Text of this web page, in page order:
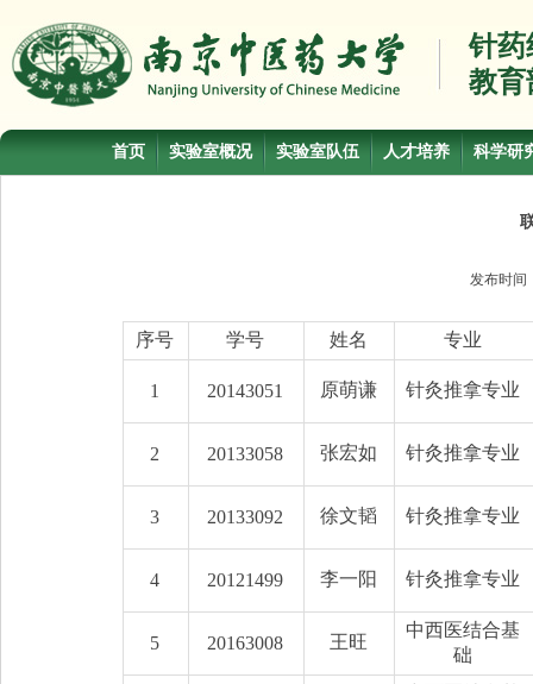
针药
教育
首页 实验室概况 实验室队伍 人才培养 科学研
发布时
序号 学号 姓名 专业
1 20143051 原萌谦 针灸推拿专业
2 20133058 张宏如 针灸推拿专业
3 20133092 徐文韬 针灸推拿专业
4 20121499 李一阳 针灸推拿专业
5 20163008 王旺
中西医结合基
础